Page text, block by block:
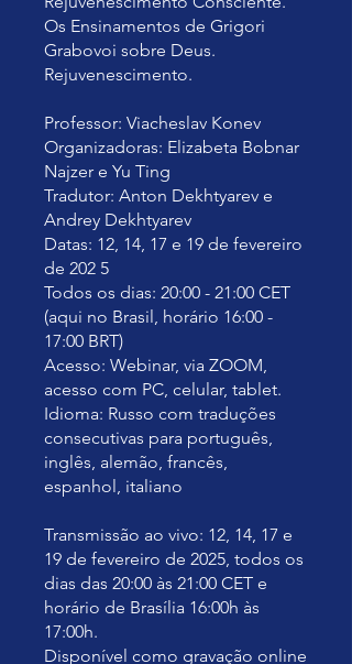
Os Ensinamentos de Grigori
Grabovoi sobre Deus.
Rejuvenescimento.
Professor: Viacheslav Konev
Organizadoras: Elizabeta Bobnar
Najzer e Yu Ting
Tradutor: Anton Dekhtyarev e
Andrey Dekhtyarev
Datas: 12, 14, 17 e 19 de fevereiro
de 202 5
Todos os dias: 20:00 - 21:00 CET
(aqui no Brasil, horário 16:00 -
17:00 BRT)
Acesso: Webinar, via ZOOM,
acesso com PC, celular, tablet.
Idioma: Russo com traduções
consecutivas para português,
inglês, alemão, francês,
espanhol, italiano
Transmissão ao vivo: 12, 14, 17 e
19 de fevereiro de 2025, todos os
dias das 20:00 às 21:00 CET e
horário de Brasília 16:00h às
17:00h.
Disponível como gravação online